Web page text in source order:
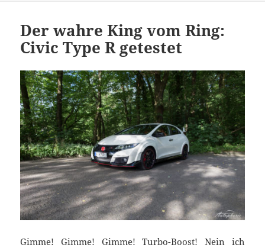
Der wahre King vom Ring:
Civic Type R getestet
Gimme! Gimme! Gimme! Turbo-Boost! Nein ich